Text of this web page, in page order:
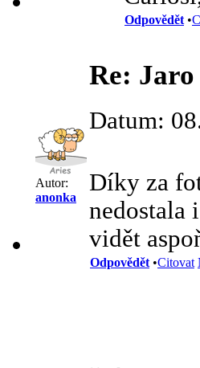
Odpovědět •
Autor:
anonka
Re:
Datum:
Díky za
nedostala
vidět
Odpovědět •Citovat